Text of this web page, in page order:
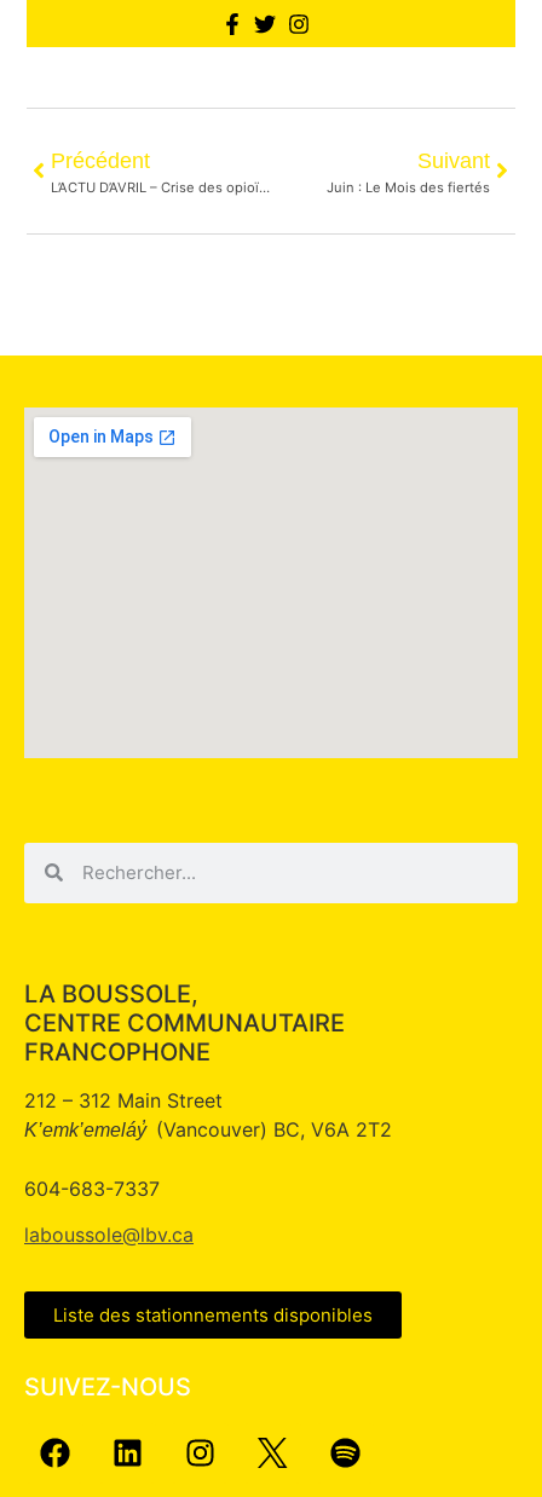
Précédent
L’ACTU D’AVRIL – Crise des opioïdes : 5 ans d’état d’urgence sanitaire dans la province
Suivant
Juin : Le Mois des fiertés
LA BOUSSOLE,
CENTRE COMMUNAUTAIRE
FRANCOPHONE
212 – 312 Main Street
K’emk’emeláy̓ (Vancouver) BC, V6A 2T2
604-683-7337
laboussole@lbv.ca
Liste des stationnements disponibles
SUIVEZ-NOUS